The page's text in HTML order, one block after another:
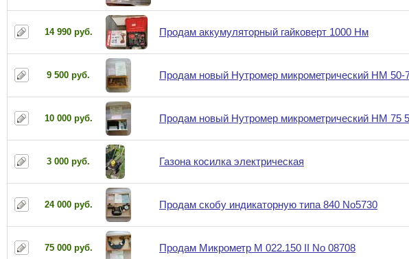
14 990 руб. Продам аккумуляторный гайковерт 1000 Нм
9 500 руб. Продам новый Нутромер микрометрический НМ 50-
10 000 руб. Продам новый Нутромер микрометрический НМ 75
3 000 руб. Газона косилка электрическая
24 000 руб. Продам скобу индикаторную типа 840 No5730
75 000 руб. Продам Микрометр М 022.150 II No 08708